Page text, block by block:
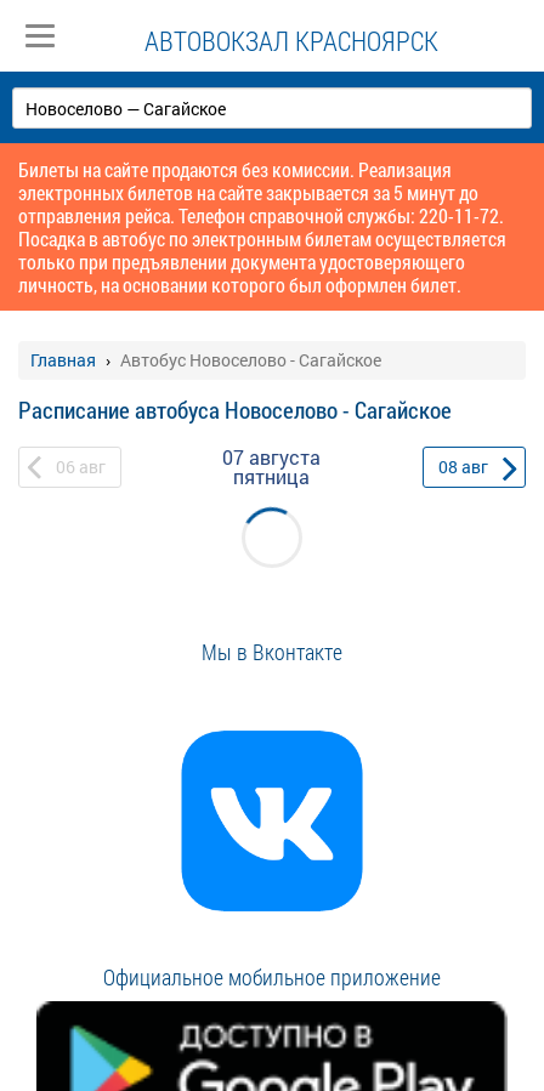
АВТОВОКЗАЛ КРАСНОЯРСК
Билеты на сайте продаются без комиссии. Реализация
электронных билетов на сайте закрывается за 5 минут до
отправления рейса. Телефон справочной службы: 220-11-72.
Посадка в автобус по электронным билетам осуществляется
только при предъявлении документа удостоверяющего
личность, на основании которого был оформлен билет.
Главная Автобус Новоселово - Сагайское
Расписание автобуса Новоселово - Сагайское
06 авг 07 августа
пятница 08 авг
Мы в Вконтакте
Официальное мобильное приложение